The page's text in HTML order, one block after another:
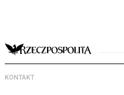
KONTAKT